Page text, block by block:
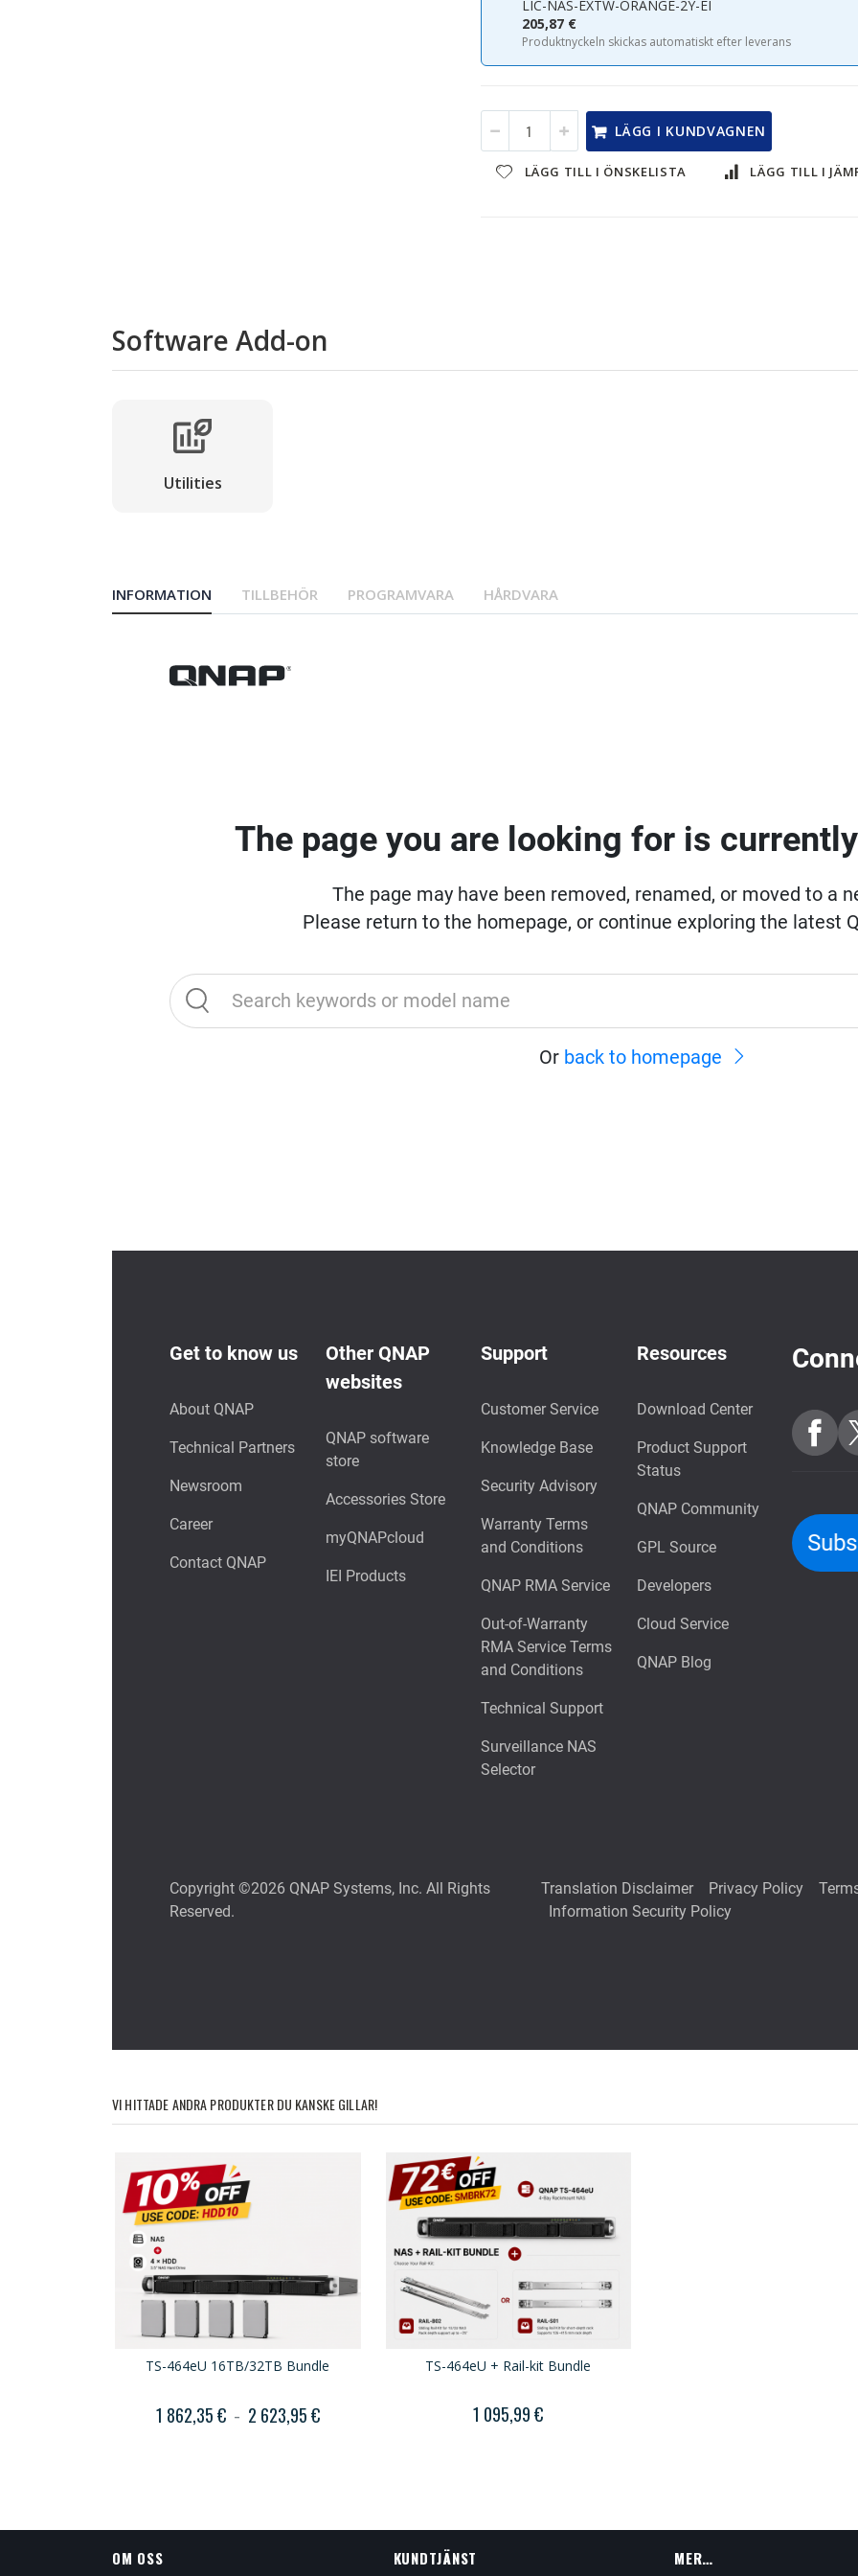
LIC-NAS-EXTW-ORANGE-2Y-EI
205,87 €
Produktnyckeln skickas automatiskt efter leverans
LÄGG I KUNDVAGNEN
LÄGG TILL I ÖNSKELISTA LÄGG TILL I
Software Add-on
Utilities
INFORMATION TILLBEHÖR PROGRAMVARA HÅRDVARA
VI HITTADE ANDRA PRODUKTER DU KANSKE GILLAR!
TS-464eU 16TB/32TB Bundle
1 862,35 € 2 623,95 €
TS-464eU + Rail-kit Bundle
1 095,99 €
OM OSS KUNDTJÄNST MER…